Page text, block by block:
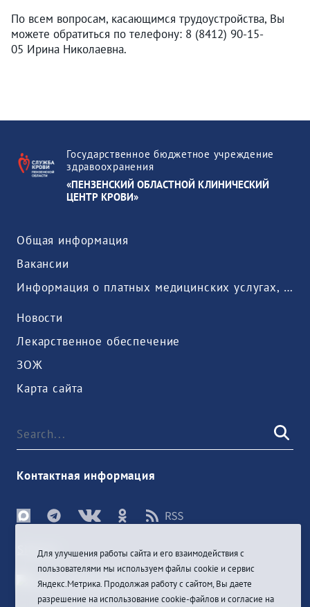
По всем вопросам, касающимся трудоустройства, Вы
можете обратиться по телефону: 8 (8412) 90-15-
05 Ирина Николаевна.
Государственное бюджетное учреждение
здравоохранения
«ПЕНЗЕНСКИЙ ОБЛАСТНОЙ КЛИНИЧЕСКИЙ
ЦЕНТР КРОВИ»
Общая информация
Вакансии
Информация о платных медицинских услугах, предоставляемых медицинской организацией
Новости
Лекарственное обеспечение
ЗОЖ
Карта сайта
Контактная информация
Sign In
Для улучшения работы сайта и его взаимодействия с
пользователями мы используем файлы cookie и сервис
Яндекс.Метрика. Продолжая работу с сайтом, Вы даете
разрешение на использование cookie-файлов и согласие на